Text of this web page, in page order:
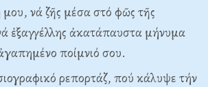
νά ζῆς μέσα στό φῶς τῆς
ἐξαγγέλλης ἀκατάπαυστα μήνυμα
ποίμνιό σου.
ρεπορτάζ, πού κάλυψε τήν